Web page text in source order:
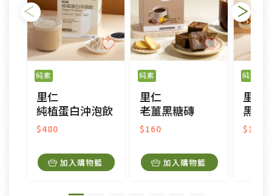
不適用七天鑑賞期商品：
以數位或電磁紀錄形式儲存之商品、易於變質或損壞
之商品、以及性質上無法或不適合退換之商品：如
CD、VCD、DVD、電腦軟體，若產品瑕疵無法讀取僅
接受原片換新。
衣飾鞋類-如T恤，如於送達後水洗或污損者。
美容保養用品、內衣褲、襪子、口罩等私人消耗性產
內衣褲、襪子、口罩個人衛生用品除商品本身有瑕疵
外,依據《通訊交易解除權合理例外情事適用準
純素
里仁
純植蛋白沖泡飲
$480
加入購物籃
純素
里仁
老薑黑糖磚
$160
加入購物籃
純素
里仁
黑米核
$190